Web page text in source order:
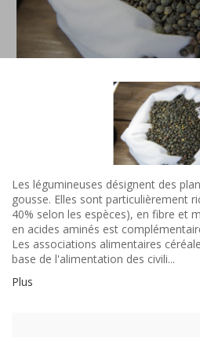
Les légumineuses désignent des
gousse. Elles sont particulièrement
40% selon les espèces), en fibre et
en acides aminés est
Les associations alimentaires
base de l'alimentation des civili...
Plus